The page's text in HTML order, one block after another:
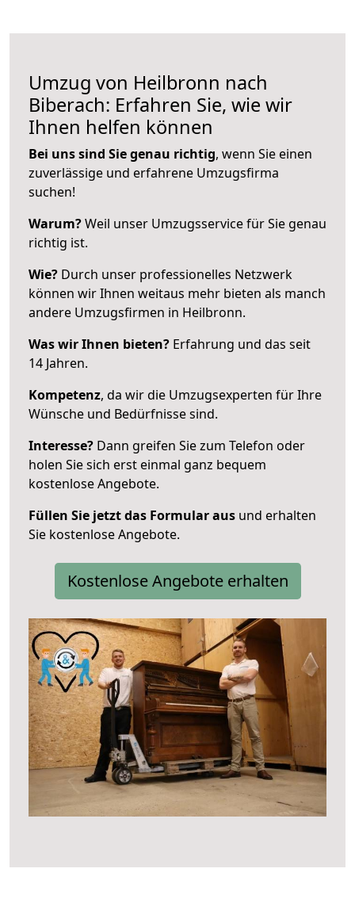
Umzug von Heilbronn nach
Biberach: Erfahren Sie, wie wir
Ihnen helfen können
Bei uns sind Sie genau richtig, wenn Sie einen
zuverlässige und erfahrene Umzugsfirma
suchen!
Warum?Weil unser Umzugsservice für Sie genau
richtig ist.
Wie? Durch unser professionelles Netzwerk
können wir Ihnen weitaus mehr bieten als manch
andere Umzugsfirmen in Heilbronn.
Was wir Ihnen bieten? Erfahrung und das seit
14 Jahren.
Kompetenz, da wir die Umzugsexperten für Ihre
Wünsche und Bedürfnisse sind.
Interesse? Dann greifen Sie zum Telefon oder
holen Sie sich erst einmal ganz bequem
kostenlose Angebote.
Füllen Sie jetzt das Formular aus und erhalten
Sie kostenlose Angebote.
Kostenlose Angebote erhalten